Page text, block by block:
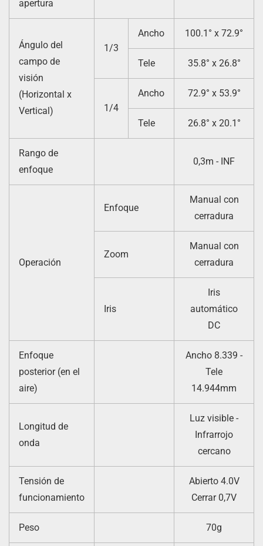
apertura
Ángulo del
campo de
visión
(Horizontal x
Vertical)
1/3
Ancho 100.1° x 72.9°
Tele 35.8° x 26.8°
1/4
Ancho 72.9° x 53.9°
Tele 26.8° x 20.1°
Rango de
enfoque
0,3m - INF
Operación
Enfoque
Manual con
cerradura
Zoom
Manual con
cerradura
Iris
Iris
automático
DC
Enfoque
posterior (en el
aire)
Ancho 8.339 -
Tele
14.944mm
Longitud de
onda
Luz visible -
Infrarrojo
cercano
Tensión de
funcionamiento
Abierto 4.0V
Cerrar 0,7V
Peso 70g